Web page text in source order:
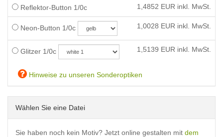
Reflektor-Button 1/0c 1,4852 EUR inkl. MwSt.
Neon-Button 1/0c 1,0028 EUR inkl. MwSt.
Glitzer 1/0c 1,5139 EUR inkl. MwSt.
Hinweise zu unseren Sonderoptiken
Wählen Sie eine Datei
Sie haben noch kein Motiv? Jetzt online gestalten mit dem